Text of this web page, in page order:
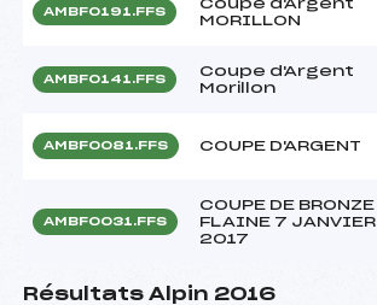
AMBF0191.FFS
Coupe d'Argent
MORILLON
AMBF0141.FFS
Coupe d'Argent
Morillon
AMBF0081.FFS COUPE D'ARGENT
AMBF0031.FFS
COUPE DE BRONZE
FLAINE 7 JANVIER
2017
Résultats Alpin 2016